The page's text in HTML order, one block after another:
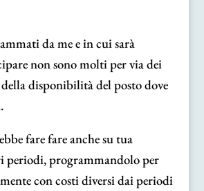
da me e in cui sarà
non sono molti per via dei
disponibilità del posto dove
fare fare anche su tua
periodi, programmandolo per
con costi diversi dai periodi